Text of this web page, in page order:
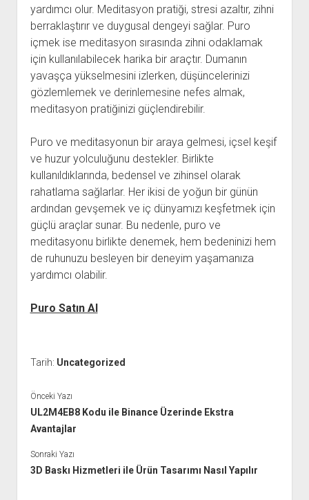
yardımcı olur. Meditasyon pratiği, stresi azaltır, zihni
berraklaştırır ve duygusal dengeyi sağlar. Puro
içmek ise meditasyon sırasında zihni odaklamak
için kullanılabilecek harika bir araçtır. Dumanın
yavaşça yükselmesini izlerken, düşüncelerinizi
gözlemlemek ve derinlemesine nefes almak,
meditasyon pratiğinizi güçlendirebilir.
Puro ve meditasyonun bir araya gelmesi, içsel keşif
ve huzur yolculuğunu destekler. Birlikte
kullanıldıklarında, bedensel ve zihinsel olarak
rahatlama sağlarlar. Her ikisi de yoğun bir günün
ardından gevşemek ve iç dünyamızı keşfetmek için
güçlü araçlar sunar. Bu nedenle, puro ve
meditasyonu birlikte denemek, hem bedeninizi hem
de ruhunuzu besleyen bir deneyim yaşamanıza
yardımcı olabilir.
Puro Satın Al
Tarih: Uncategorized
Önceki Yazı
UL2M4EB8 Kodu ile Binance Üzerinde Ekstra
Avantajlar
Sonraki Yazı
3D Baskı Hizmetleri ile Ürün Tasarımı Nasıl Yapılır